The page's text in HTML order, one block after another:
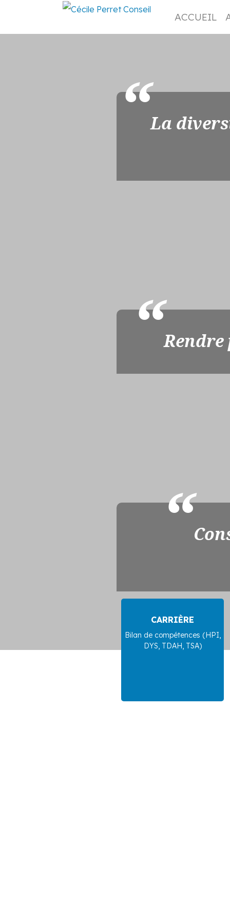
ACCUEIL
La
Rendre
CARRIÈRE
Bilan de compétences (HPI,
DYS, TDAH, TSA)